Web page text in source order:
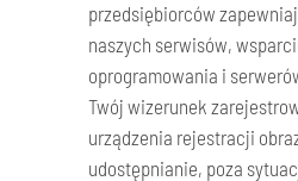
przedsiębiorców
naszych serwisów,
oprogramowania i
Twój wizerunek
urządzenia rejestracji
udostępnianie, poza